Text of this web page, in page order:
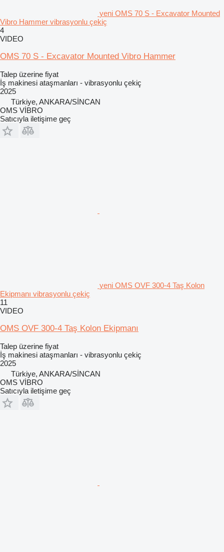
yeni OMS 70 S - Excavator Mounted
Vibro Hammer vibrasyonlu çekiç
4
VIDEO
OMS 70 S - Excavator Mounted Vibro Hammer
Talep üzerine fiyat
İş makinesi ataşmanları - vibrasyonlu çekiç
2025
Türkiye, ANKARA/SİNCAN
OMS VİBRO
Satıcıyla iletişime geç
yeni OMS OVF 300-4 Taş Kolon
Ekipmanı vibrasyonlu çekiç
11
VIDEO
OMS OVF 300-4 Taş Kolon Ekipmanı
Talep üzerine fiyat
İş makinesi ataşmanları - vibrasyonlu çekiç
2025
Türkiye, ANKARA/SİNCAN
OMS VİBRO
Satıcıyla iletişime geç